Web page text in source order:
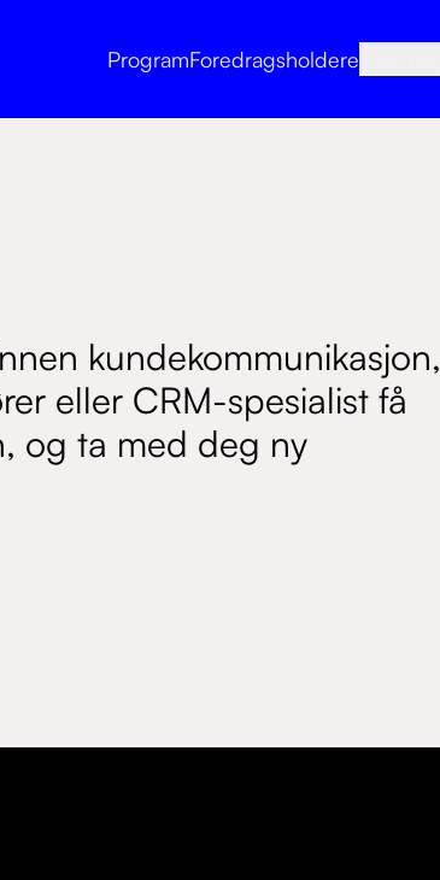
ProgramForedragsholdere
kundekommunikasjon,
eller CRM-spesialist få
og ta med deg ny